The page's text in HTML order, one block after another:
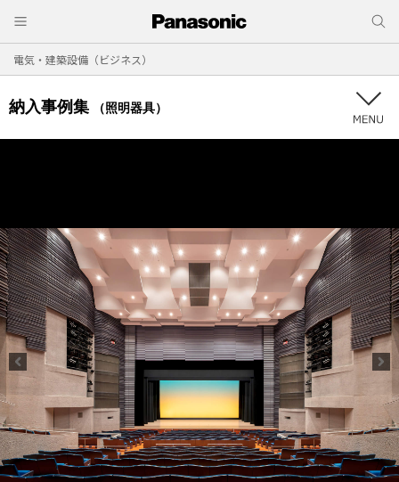
電気・建築設備（ビジネス）
納入事例集 （照明器具）